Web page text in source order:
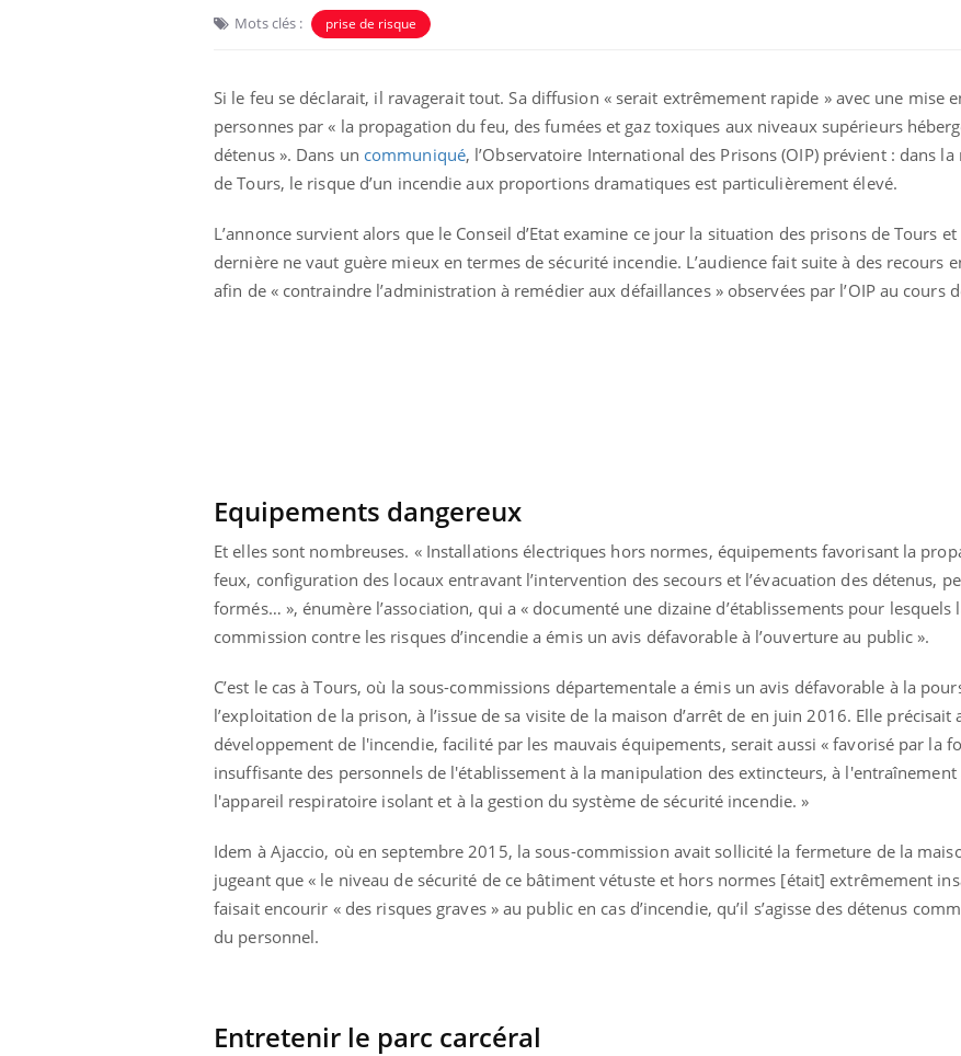
Mots clés : prise de risque
Si le feu se déclarait, il ravagerait tout. Sa diffusion « serait extrêmement rapide » avec une mise
personnes par « la propagation du feu, des fumées et gaz toxiques aux niveaux supérieurs
détenus ». Dans un communiqué, l’Observatoire International des Prisons (OIP) prévient : dans la
de Tours, le risque d’un incendie aux proportions dramatiques est particulièrement élevé.
L’annonce survient alors que le Conseil d’Etat examine ce jour la situation des prisons de Tours et
dernière ne vaut guère mieux en termes de sécurité incendie. L’audience fait suite à des recours
afin de « contraindre l’administration à remédier aux défaillances » observées par l’OIP au cours
Equipements dangereux
Et elles sont nombreuses. « Installations électriques hors normes, équipements favorisant la
feux, configuration des locaux entravant l’intervention des secours et l’évacuation des détenus,
formés… », énumère l’association, qui a « documenté une dizaine d’établissements pour lesquels
commission contre les risques d’incendie a émis un avis défavorable à l’ouverture au public ».
C’est le cas à Tours, où la sous-commissions départementale a émis un avis défavorable à la
l’exploitation de la prison, à l’issue de sa visite de la maison d’arrêt de en juin 2016. Elle précisait
développement de l'incendie, facilité par les mauvais équipements, serait aussi « favorisé par la
insuffisante des personnels de l'établissement à la manipulation des extincteurs, à
l'appareil respiratoire isolant et à la gestion du système de sécurité incendie. »
Idem à Ajaccio, où en septembre 2015, la sous-commission avait sollicité la fermeture de la
jugeant que « le niveau de sécurité de ce bâtiment vétuste et hors normes [était] extrêmement
faisait encourir « des risques graves » au public en cas d’incendie, qu’il s’agisse des détenus
du personnel.
Entretenir le parc carcéral
Diabète & Ramadan 2026Youtube
nombreuses personnes atteintes de
Youtube
Un « jumeau numérique » pour
faciliter l’accès à la médecine
préventive
numérique » permet ...
Youtube
COUP DE FOOD